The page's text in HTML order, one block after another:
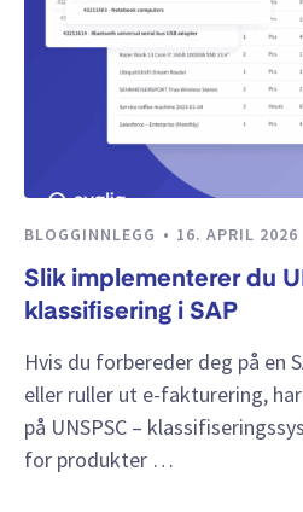
BLOGGINNLEGG 16. APRIL 2026
Slik implementerer du
klassifisering i SAP
Hvis du forbereder deg på en
eller ruller ut e-fakturering,
på UNSPSC –
for produkter …